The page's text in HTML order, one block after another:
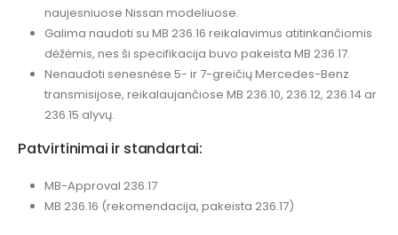
naujesniuose Nissan modeliuose.
Galima naudoti su MB 236.16 reikalavimus atitinkančiomis
dėžėmis, nes ši specifikacija buvo pakeista MB 236.17.
Nenaudoti senesnėse 5- ir 7-greičių Mercedes-Benz
transmisijose, reikalaujančiose MB 236.10, 236.12, 236.14 ar
236.15 alyvų.
Patvirtinimai ir standartai:
MB-Approval 236.17
MB 236.16 (rekomendacija, pakeista 236.17)